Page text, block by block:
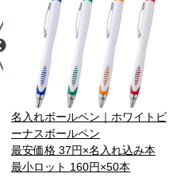
名入れボールペン｜ホワイトビ
ーナスボールペン
最安価格 37円×名入れ込み本
最小ロット 160円×50本